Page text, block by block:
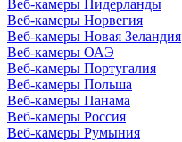
Веб-камеры Нидерланды
Веб-камеры Норвегия
Веб-камеры Новая Зеландия
Веб-камеры ОАЭ
Веб-камеры Португалия
Веб-камеры Польша
Веб-камеры Панама
Веб-камеры Россия
Веб-камеры Румыния